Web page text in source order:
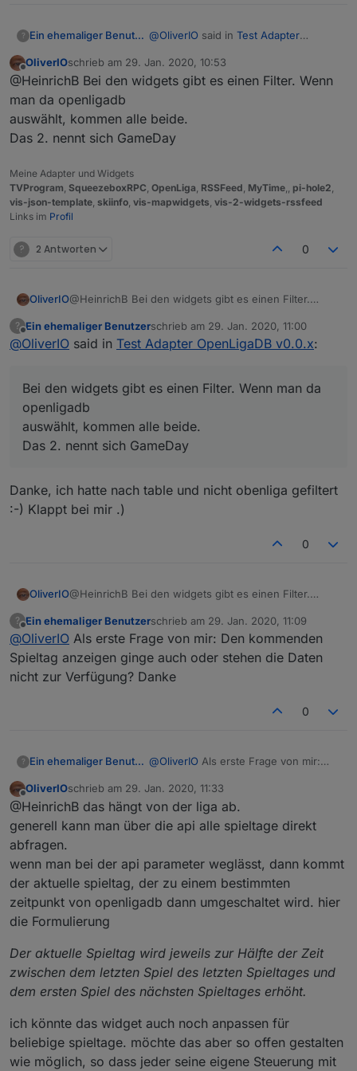
wird der Adapter neu gestartet und für jede Liga
Informationen angelegt und regelmäßig (refresh)
aktualisiert.
? Ein ehemaliger Benutzer @OliverIO said in Test Adapter
https://github.com/oweitman/ioB
vielen Dank dafür. Adapter und
Edit2: Die Tabelle bekomme ich hin
Offline
OliverIOschrieb am 29. Jan. 2020, 10:53
zuletzt editiert von
@HeinrichB Bei den widgets gibt es einen Filter. Wenn
man da openligadb
auswählt, kommen alle beide.
Das 2. nennt sich GameDay
Meine Adapter und Widgets
TVProgram, SqueezeboxRPC, OpenLiga, RSSFeed, MyTime,, pi-hole2,
vis-json-template, skiinfo, vis-mapwidgets, vis-2-widgets-rssfeed
Links im Profil
? 2 Antworten 0
OliverIO@HeinrichB Bei den widgets gibt es einen Filter.
auswählt, kommen alle beide.
Das 2. nennt sich GameDay
?
Offline
Ein ehemaliger Benutzerschrieb am 29. Jan. 2020, 11:00
zuletzt editiert von
@OliverIO said in Test Adapter OpenLigaDB v0.0.x:
Bei den widgets gibt es einen Filter. Wenn man da
openligadb
auswählt, kommen alle beide.
Das 2. nennt sich GameDay
Danke, ich hatte nach table und nicht obenliga gefiltert
:-) Klappt bei mir .)
0
OliverIO@HeinrichB Bei den widgets gibt es einen Filter.
auswählt, kommen alle beide.
Das 2. nennt sich GameDay
?
Offline
Ein ehemaliger Benutzerschrieb am 29. Jan. 2020, 11:09
zuletzt editiert von
@OliverIO Als erste Frage von mir: Den kommenden
Spieltag anzeigen ginge auch oder stehen die Daten
nicht zur Verfügung? Danke
0
? Ein ehemaliger Benutzer @OliverIO Als erste Frage von mir:
ginge auch oder stehen die Daten
nicht zur Verfügung? Danke
Offline
OliverIOschrieb am 29. Jan. 2020, 11:33
zuletzt editiert von
@HeinrichB das hängt von der liga ab.
generell kann man über die api alle spieltage direkt
abfragen.
wenn man bei der api parameter weglässt, dann kommt
der aktuelle spieltag, der zu einem bestimmten
zeitpunkt von openligadb dann umgeschaltet wird. hier
die Formulierung
Der aktuelle Spieltag wird jeweils zur Hälfte der Zeit
zwischen dem letzten Spiel des letzten Spieltages und
dem ersten Spiel des nächsten Spieltages erhöht.
ich könnte das widget auch noch anpassen für
beliebige spieltage. möchte das aber so offen gestalten
wie möglich, so dass jeder seine eigene Steuerung mit